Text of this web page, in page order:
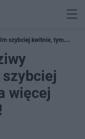
szybciej kwitnie, tym
szybciej
więcej